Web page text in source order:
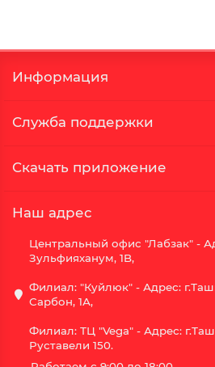
Информация
Служба поддержки
Скачать приложение
Наш адрес
Центральный офис "Лабзак" -
Зульфияханум, 1B,
Филиал: "Куйлюк" - Адрес:
Сарбон, 1А,
Филиал: ТЦ "Vega" - Адрес:
Руставели 150.